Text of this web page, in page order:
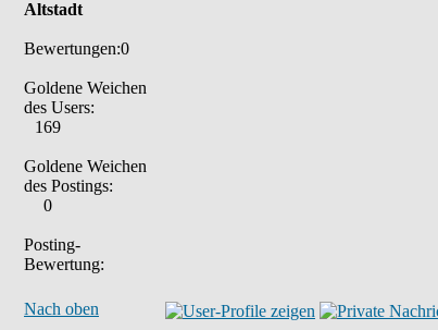
Altstadt
Bewertungen:0
Goldene Weichen
des Users:
169
Goldene Weichen
des Postings:
0
Posting-
Bewertung:
Nach oben